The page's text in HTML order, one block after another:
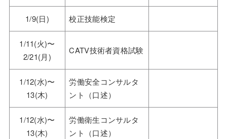
1/9(日) 校正技能検定
1/11(火)〜
2/21(月)
CATV技術者資格試験
1/12(水)〜
13(木)
労働安全コンサルタ
ント（口述）
1/12(水)〜
13(木)
労働衛生コンサルタ
ント（口述）